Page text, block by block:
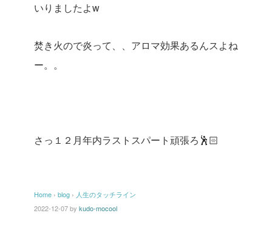
いりましたよw
焚き火ので炎って、、アロマ効果あるんスよね
ー。。
さっ１２月年内ラストスパート頑張ろ🕺🏻
Home › blog › 人生のタッチライン
2022-12-07by kudo-mocool